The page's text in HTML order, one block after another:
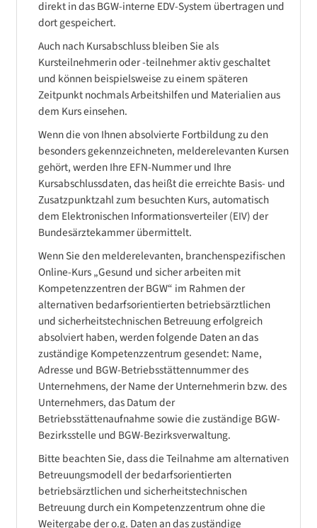
direkt in das BGW-interne EDV-System übertragen und
dort gespeichert.
Auch nach Kursabschluss bleiben Sie als
Kursteilnehmerin oder -teilnehmer aktiv geschaltet
und können beispielsweise zu einem späteren
Zeitpunkt nochmals Arbeitshilfen und Materialien aus
dem Kurs einsehen.
Wenn die von Ihnen absolvierte Fortbildung zu den
besonders gekennzeichneten, melderelevanten Kursen
gehört, werden Ihre EFN-Nummer und Ihre
Kursabschlussdaten, das heißt die erreichte Basis- und
Zusatzpunktzahl zum besuchten Kurs, automatisch
dem Elektronischen Informationsverteiler (EIV) der
Bundesärztekammer übermittelt.
Wenn Sie den melderelevanten, branchenspezifischen
Online-Kurs „Gesund und sicher arbeiten mit
Kompetenzzentren der BGW“ im Rahmen der
alternativen bedarfsorientierten betriebsärztlichen
und sicherheitstechnischen Betreuung erfolgreich
absolviert haben, werden folgende Daten an das
zuständige Kompetenzzentrum gesendet: Name,
Adresse und BGW-Betriebsstättennummer des
Unternehmens, der Name der Unternehmerin bzw. des
Unternehmers, das Datum der
Betriebsstättenaufnahme sowie die zuständige BGW-
Bezirksstelle und BGW-Bezirksverwaltung.
Bitte beachten Sie, dass die Teilnahme am alternativen
Betreuungsmodell der bedarfsorientierten
betriebsärztlichen und sicherheitstechnischen
Betreuung durch ein Kompetenzzentrum ohne die
Weitergabe der o.g. Daten an das zuständige